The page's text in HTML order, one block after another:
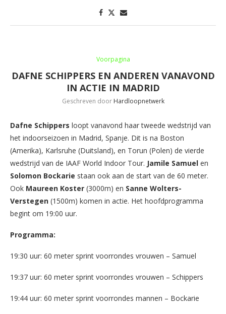
Voorpagina
DAFNE SCHIPPERS EN ANDEREN VANAVOND
IN ACTIE IN MADRID
Geschreven door Hardloopnetwerk
Dafne Schippers loopt vanavond haar tweede wedstrijd van
het indoorseizoen in Madrid, Spanje. Dit is na Boston
(Amerika), Karlsruhe (Duitsland), en Torun (Polen) de vierde
wedstrijd van de IAAF World Indoor Tour. Jamile Samuel en
Solomon Bockarie staan ook aan de start van de 60 meter.
Ook Maureen Koster (3000m) en Sanne Wolters-
Verstegen (1500m) komen in actie. Het hoofdprogramma
begint om 19:00 uur.
Programma:
19:30 uur: 60 meter sprint voorrondes vrouwen – Samuel
19:37 uur: 60 meter sprint voorrondes vrouwen – Schippers
19:44 uur: 60 meter sprint voorrondes mannen – Bockarie